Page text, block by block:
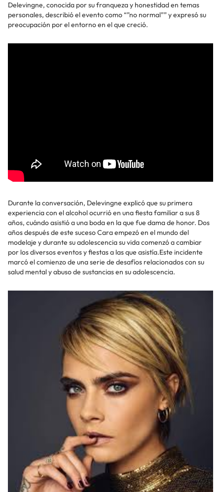
Delevingne, conocida por su franqueza y honestidad en temas
personales, describió el evento como “”no normal”” y expresó su
preocupación por el entorno en el que creció.
Durante la conversación, Delevingne explicó que su primera
experiencia con el alcohol ocurrió en una fiesta familiar a sus 8
años, cuándo asistió a una boda en la que fue dama de honor. Dos
años después de este suceso Cara empezó en el mundo del
modelaje y durante su adolescencia su vida comenzó a cambiar
por los diversos eventos y fiestas a las que asistía.Este incidente
marcó el comienzo de una serie de desafíos relacionados con su
salud mental y abuso de sustancias en su adolescencia.